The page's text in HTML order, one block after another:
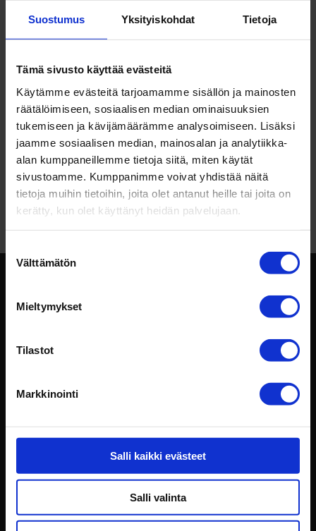
Suostumus Yksityiskohdat Tietoja
Tämä sivusto käyttää evästeitä
Käytämme evästeitä tarjoamamme sisällön ja mainosten
räätälöimiseen, sosiaalisen median ominaisuuksien
tukemiseen ja kävijämäärämme analysoimiseen. Lisäksi
jaamme sosiaalisen median, mainosalan ja analytiikka-
alan kumppaneillemme tietoja siitä, miten käytät
sivustoamme. Kumppanimme voivat yhdistää näitä
tietoja muihin tietoihin, joita olet antanut heille tai joita on
kerätty, kun olet käyttänyt heidän palvelujaan.
valinta
Välttämätön
Mieltymykset
Tilastot
Markkinointi
Salli kaikki evästeet
Salli valinta
asiakkaat kiit­tävät
Viimeisimmät kommentit
Jari JunkkariaiheestaTulok­sel­lisen mark­ki­
noijan 8 tär­keintä taitoa
JamesaiheestaTulok­sel­lisen mark­ki­noijan 8
tär­keintä taitoa
Intotalo Oy
konttori@intotalo.com
Toimipisteet
Rekisteriseloste